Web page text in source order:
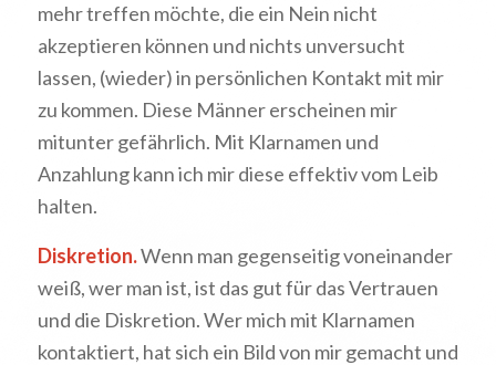
mehr treffen möchte, die ein Nein nicht
akzeptieren können und nichts unversucht
lassen, (wieder) in persönlichen Kontakt mit mir
zu kommen. Diese Männer erscheinen mir
mitunter gefährlich. Mit Klarnamen und
Anzahlung kann ich mir diese effektiv vom Leib
halten.
Diskretion.Wenn man gegenseitig voneinander
weiß, wer man ist, ist das gut für das Vertrauen
und die Diskretion. Wer mich mit Klarnamen
kontaktiert, hat sich ein Bild von mir gemacht und